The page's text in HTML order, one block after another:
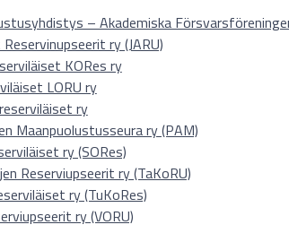
– Akademiska
ry (JARU)
KORes ry
LORU ry
ry
Maanpuolustusseura ry (PAM)
ry (SORes)
Reserviupseerit ry (TaKoRU)
ry (TuKoRes)
ry (VORU)